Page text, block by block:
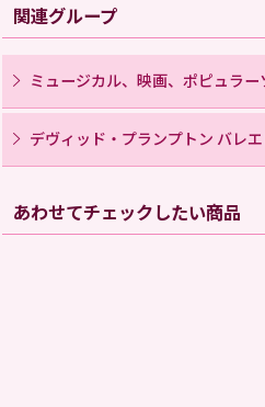
関連グループ
ミュージカル、映画、ポピュラ
デヴィッド・プランプトン バレ
あわせてチェックしたい商品